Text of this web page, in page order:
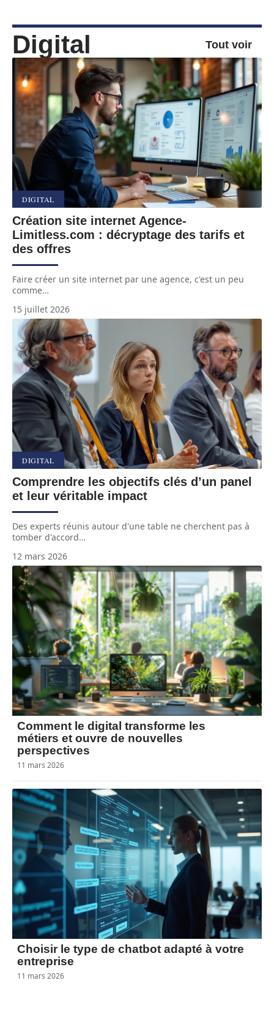
Digital Tout voir
DIGITAL
Création site internet Agence-
Limitless.com : décryptage des tarifs et
des offres
Faire créer un site internet par une agence, c'est un peu
comme…
15 juillet 2026
DIGITAL
Comprendre les objectifs clés d’un panel
et leur véritable impact
Des experts réunis autour d'une table ne cherchent pas à
tomber d'accord…
12 mars 2026
Comment le digital transforme les
métiers et ouvre de nouvelles
perspectives
11 mars 2026
Choisir le type de chatbot adapté à votre
entreprise
11 mars 2026